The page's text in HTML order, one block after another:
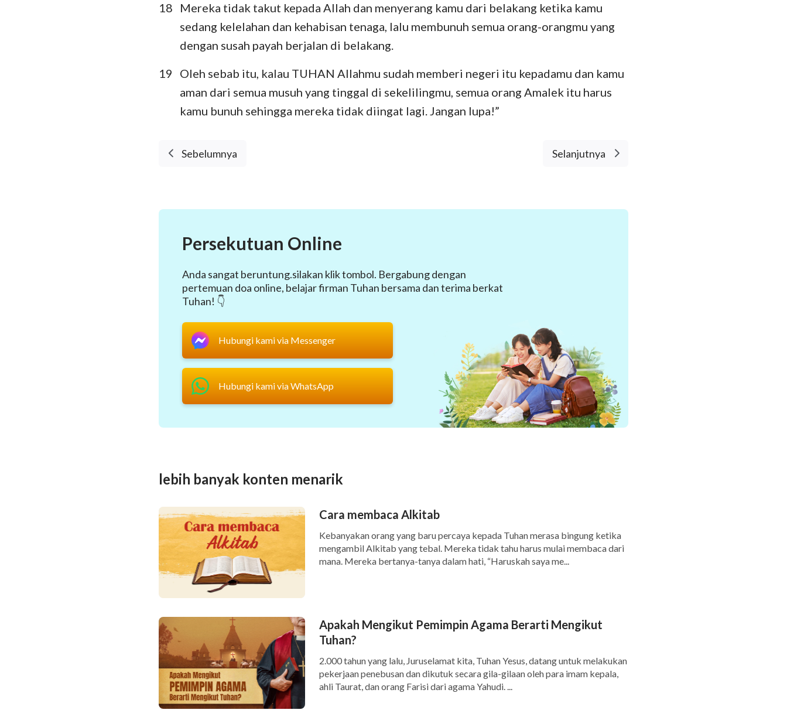
18
Mereka tidak takut kepada Allah dan menyerang kamu dari belakang ketika kamu
sedang kelelahan dan kehabisan tenaga, lalu membunuh semua orang-orangmu yang
dengan susah payah berjalan di belakang.
19
Oleh sebab itu, kalau TUHAN Allahmu sudah memberi negeri itu kepadamu dan kamu
aman dari semua musuh yang tinggal di sekelilingmu, semua orang Amalek itu harus
kamu bunuh sehingga mereka tidak diingat lagi. Jangan lupa!”
Sebelumnya Selanjutnya
Persekutuan Online
Anda sangat beruntung.silakan klik tombol. Bergabung dengan
pertemuan doa online, belajar firman Tuhan bersama dan terima berkat
Tuhan! 👇
Hubungi kami via Messenger
Hubungi kami via WhatsApp
lebih banyak konten menarik
Cara membaca Alkitab
Kebanyakan orang yang baru percaya kepada Tuhan merasa bingung ketika
mengambil Alkitab yang tebal. Mereka tidak tahu harus mulai membaca dari
mana. Mereka bertanya-tanya dalam hati, “Haruskah saya me...
Apakah Mengikut Pemimpin Agama Berarti Mengikut
Tuhan?
2.000 tahun yang lalu, Juruselamat kita, Tuhan Yesus, datang untuk melakukan
pekerjaan penebusan dan dikutuk secara gila-gilaan oleh para imam kepala,
ahli Taurat, dan orang Farisi dari agama Yahudi. ...